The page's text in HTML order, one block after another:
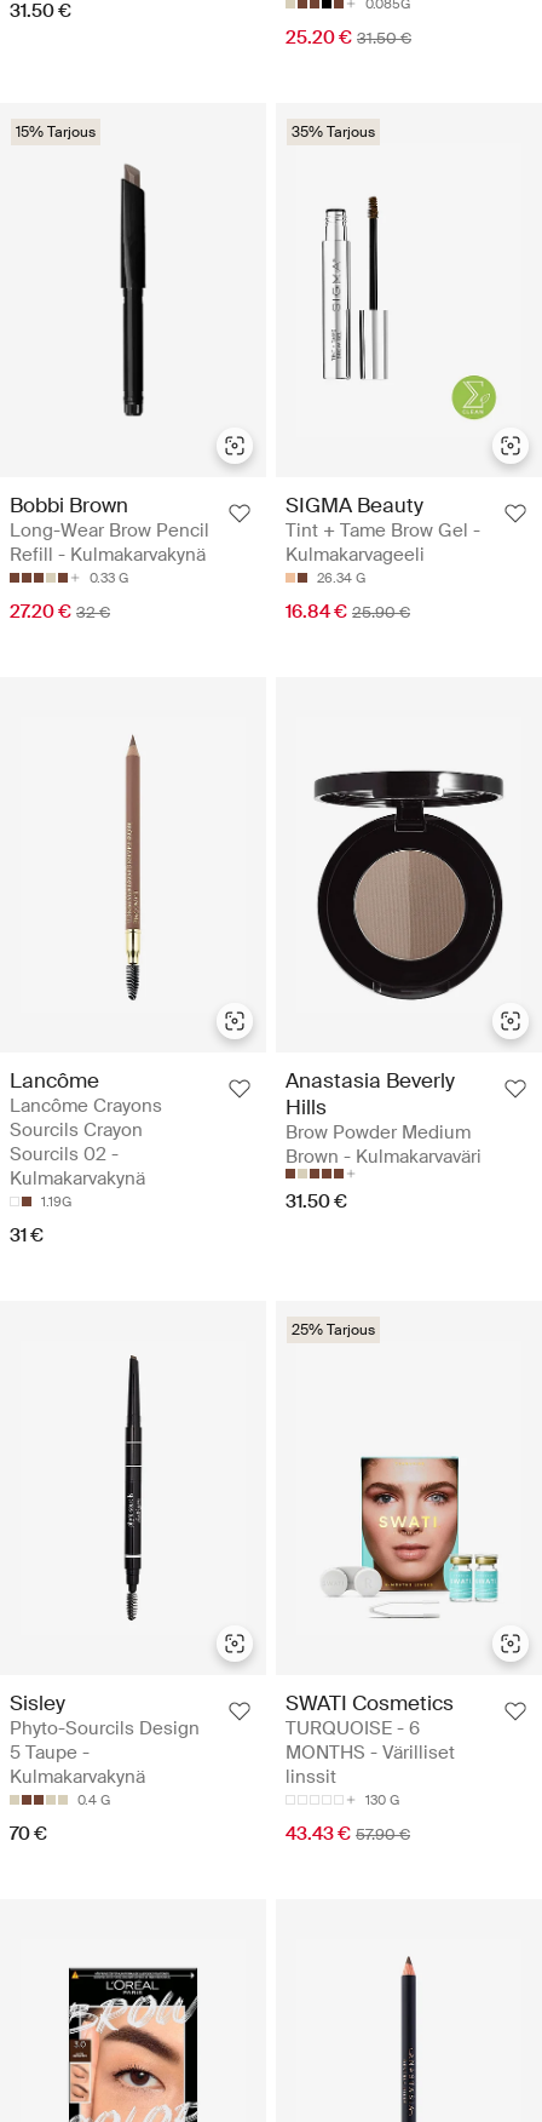
31.50 € 0.085G
25.20 € 31.50 €
15% Tarjous
Bobbi Brown
Long-Wear Brow Pencil
Refill - Kulmakarvakynä
0.33 G
27.20 € 32 €
35% Tarjous
SIGMA Beauty
Tint + Tame Brow Gel -
Kulmakarvageeli
26.34 G
16.84 € 25.90 €
Lancôme
Lancôme Crayons
Sourcils Crayon
Sourcils 02 -
Kulmakarvakynä
1.19G
31 €
Anastasia Beverly
Hills
Brow Powder Medium
Brown - Kulmakarvaväri
31.50 €
Sisley
Phyto-Sourcils Design
5 Taupe -
Kulmakarvakynä
0.4 G
70 €
25% Tarjous
SWATI Cosmetics
TURQUOISE - 6
MONTHS - Värilliset
linssit
130 G
43.43 € 57.90 €